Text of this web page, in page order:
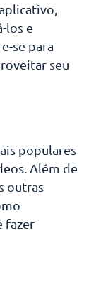
los e
se para
seu
populares
Além de
outras
fazer